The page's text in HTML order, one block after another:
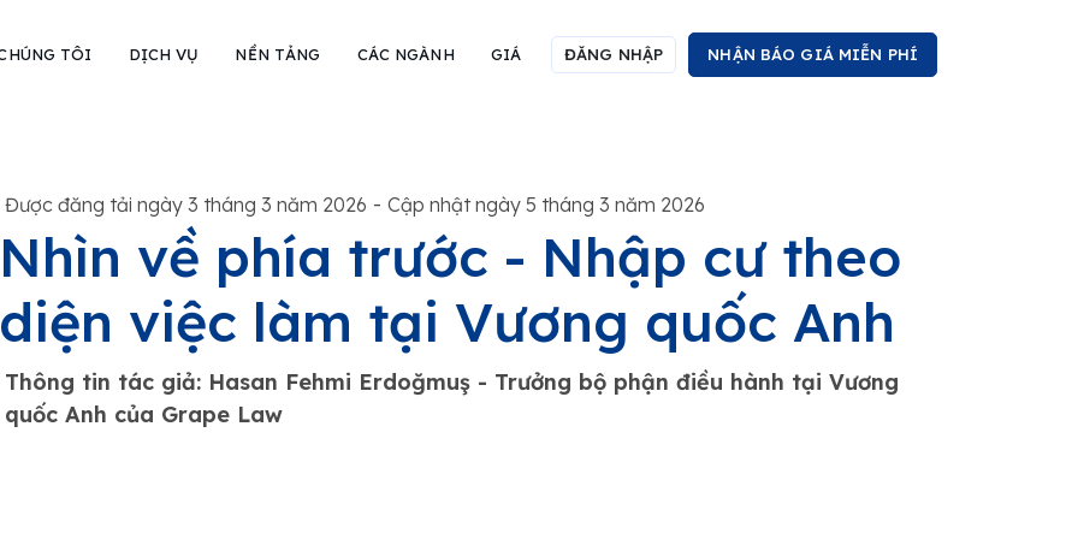
TÔI DỊCH VỤ NỀN TẢNG CÁC NGÀNH GIÁ ĐĂNG NHẬP NHẬN BÁO GIÁ MIỄN PHÍ
Được đăng tải ngày 3 tháng 3 năm 2026 - Cập nhật ngày 5 tháng 3 năm 2026
về phía trước - Nhập cư theo
việc làm tại Vương quốc Anh
Thông tin tác giả: Hasan Fehmi Erdoğmuş - Trưởng bộ phận điều hành tại Vương
quốc Anh của Grape Law